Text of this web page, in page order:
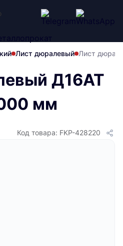
Лист дюралевый Лист
Д16АТ
мм
Код товара: FKP-428220